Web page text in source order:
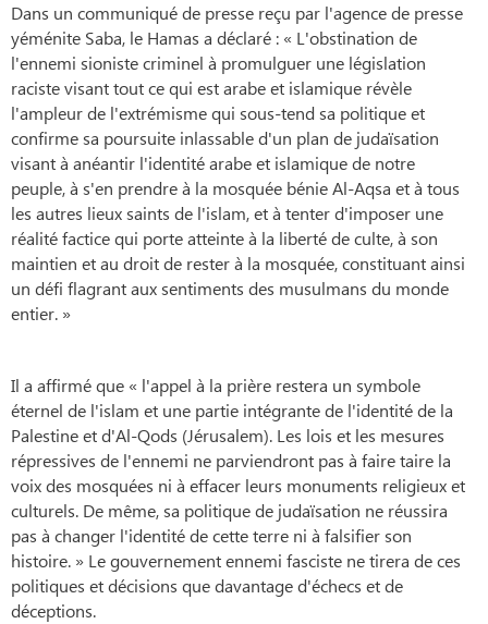
Dans un communiqué de presse reçu par l'agence de presse
yéménite Saba, le Hamas a déclaré : « L'obstination de
l'ennemi sioniste criminel à promulguer une législation
raciste visant tout ce qui est arabe et islamique révèle
l'ampleur de l'extrémisme qui sous-tend sa politique et
confirme sa poursuite inlassable d'un plan de judaïsation
visant à anéantir l'identité arabe et islamique de notre
peuple, à s'en prendre à la mosquée bénie Al-Aqsa et à tous
les autres lieux saints de l'islam, et à tenter d'imposer une
réalité factice qui porte atteinte à la liberté de culte, à son
maintien et au droit de rester à la mosquée, constituant ainsi
un défi flagrant aux sentiments des musulmans du monde
entier. »
Il a affirmé que « l'appel à la prière restera un symbole
éternel de l'islam et une partie intégrante de l'identité de la
Palestine et d'Al-Qods (Jérusalem). Les lois et les mesures
répressives de l'ennemi ne parviendront pas à faire taire la
voix des mosquées ni à effacer leurs monuments religieux et
culturels. De même, sa politique de judaïsation ne réussira
pas à changer l'identité de cette terre ni à falsifier son
histoire. » Le gouvernement ennemi fasciste ne tirera de ces
politiques et décisions que davantage d'échecs et de
déceptions.